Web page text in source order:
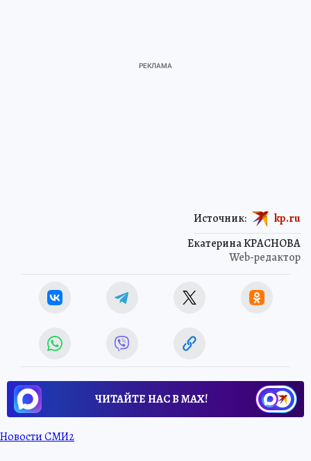
Екатерина КРАСНОВА
Web-редактор
Источник: kp.ru
ЧИТАЙТЕ НАС В МАХ!
Новости СМИ2